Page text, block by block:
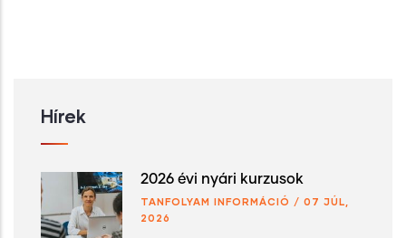
Hírek
2026 évi nyári kurzusok
TANFOLYAM INFORMÁCIÓ / 07 JÚL,
2026